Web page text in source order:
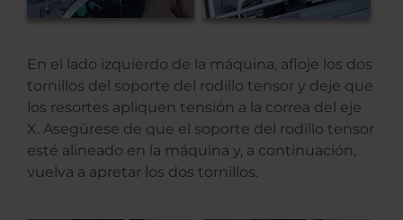
En el lado izquierdo de la máquina, afloje los dos
tornillos del soporte del rodillo tensor y deje que
los resortes apliquen tensión a la correa del eje
X. Asegúrese de que el soporte del rodillo tensor
esté alineado en la máquina y, a continuación,
vuelva a apretar los dos tornillos.